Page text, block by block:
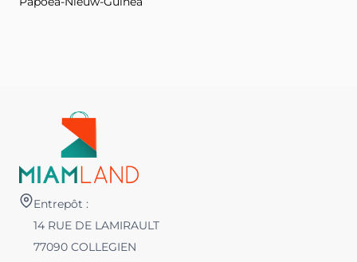
Entrepôt :
14 RUE DE LAMIRAULT
77090 COLLEGIEN